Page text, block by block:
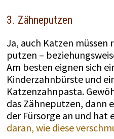
3. Zähneputzen
Ja, auch Katzen müssen
putzen –
Am besten eignen sich
Kinderzahnbürste und
Katzenzahnpasta.
das Zähneputzen, dann
der Fürsorge an und hat
daran, wie diese